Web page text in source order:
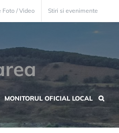
Foto / Video Stiri si evenimente
MONITORUL OFICIAL LOCAL